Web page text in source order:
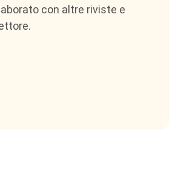
con altre riviste e